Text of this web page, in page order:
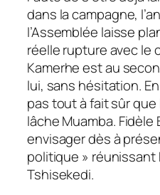
dans la campagne,
l’Assemblée laisse
réelle rupture avec le
Kamerhe est au
lui, sans hésitation.
pas tout à fait sûr que
lâche Muamba. Fidèle
envisager dès à
politique » réunissant
Tshisekedi.